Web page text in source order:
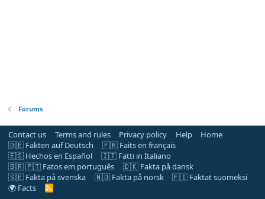
Forums
Contact us Terms and rules Privacy policy Help
Home
🇩🇪 Fakten auf Deutsch
🇫🇷 Faits en français
🇪🇸 Hechos en Español
🇮🇹 Fatti in Italiano
🇧🇷 🇵🇹 Fatos em português
🇩🇰 Fakta på dansk
🇸🇪 Fakta på svenska
🇳🇴 Fakta på norsk
🇫🇮 Faktat suomeksi
🌍 Facts
R